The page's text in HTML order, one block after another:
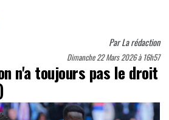
ParLa rédaction
Dimanche 22 Mars 2026 à 16h57
n'a toujours pas le droit